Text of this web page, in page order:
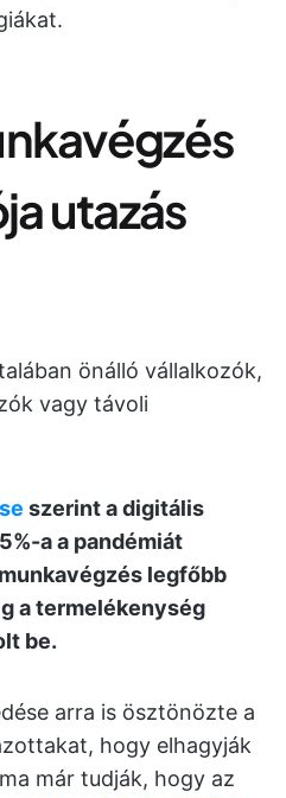
utazás
önálló vállalkozók,
vagy távoli
szerint a digitális
a a pandémiát
legfőbb
a termelékenység
be.
arra is ösztönözte a
hogy elhagyják
már tudják, hogy az